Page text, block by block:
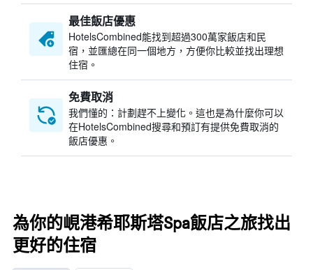
最佳飯店優惠
HotelsCombined​能找到超過300萬家飯店和民
宿，並匯總在同一個地方，方便你比較並找出理想
住宿。
免費取消
我們懂的：計劃趕不上變化。這也是為什麼你可以
在HotelsCombined搜尋和預訂有提供免費取消的
飯店優惠。
為你的峴港希耶斯塔Spa飯店之旅找出
更好的住宿